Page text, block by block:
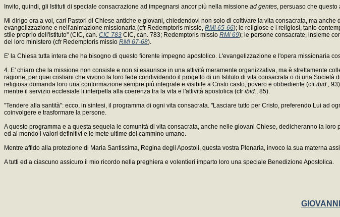
Invito, quindi, gli Istituti di speciale consacrazione ad impegnarsi ancor più nella missione ad gentes, persuaso che
Mi dirigo ora a voi, cari Pastori di Chiese antiche e giovani, chiedendovi non solo di coltivare la vita consacrata, ma
evangelizzazione e nell'animazione missionaria (cfr Redemptoris missio, RMi 65-66); le religiose e i religiosi, tanto
stile proprio dell'Istituto" (CIC, can. CIC 783 CIC, can. 783; Redemptoris missio RMi 69); le persone consacrate, insieme
del loro ministero (cfr Redemptoris missio RMi 67-68).
E' la Chiesa tutta intera che ha bisogno di questo fiorente impegno apostolico. L'evangelizzazione e l'opera missionaria
4. E' chiaro che la missione non consiste e non si esaurisce in una attività meramente organizzativa, ma è strettamente
ragione, per quei cristiani che vivono la loro fede condividendo il progetto di un Istituto di vita consacrata o di una
religiosa domanda loro una conformazione sempre più integrale e visibile a Cristo casto, povero e obbediente (cfr ibid.,
mentre il servizio ecclesiale li interpella alla coerenza tra la vita e l'attività apostolica (cfr ibid., 85).
"Tendere alla santità": ecco, in sintesi, il programma di ogni vita consacrata. "Lasciare tutto per Cristo, preferendo Lui ad
coinvolgere e trasformare la persone.
A questo programma e a questa sequela le comunità di vita consacrata, anche nelle giovani Chiese, dedicheranno la
ed al mondo i valori definitivi e le mete ultime del cammino umano.
Mentre affido alla protezione di Maria Santissima, Regina degli Apostoli, questa vostra Plenaria, invoco la sua materna
A tutti ed a ciascuno assicuro il mio ricordo nella preghiera e volentieri imparto loro una speciale Benedizione Apostolica.